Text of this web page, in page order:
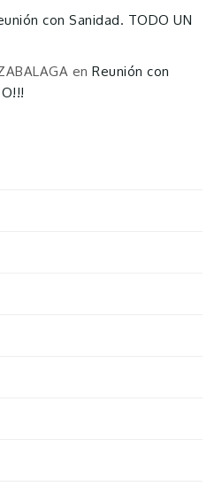
con Sanidad. TODO UN
enReunión con